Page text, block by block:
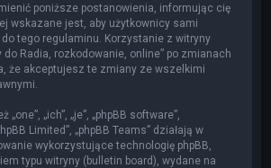
poniższe postanowienia, informując cię
wskazane jest, aby użytkownicy sami
tego regulaminu. Korzystanie z witryny
do Radia, rozkodowanie, online” po zmianach
że akceptujesz te zmiany ze wszelkimi
„ich”, „je”, „phpBB software”,
Limited”, „phpBB Teams” działają w
wykorzystujące technologię phpBB,
typu witryny (bulletin board), wydane na